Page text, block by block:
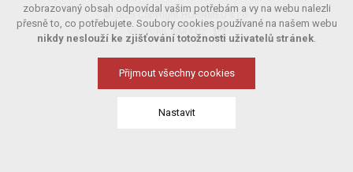
© 2026 Copyright HORNMED s.r.o.
VYTVOŘIL XART.CZ
zobrazovaný obsah odpovídal vašim potřebám a vy na webu nalezli
přesně to, co potřebujete. Soubory cookies používané na našem webu
nikdy neslouží ke zjišťování totožnosti uživatelů stránek.
Přijmout všechny cookies
Nastavit